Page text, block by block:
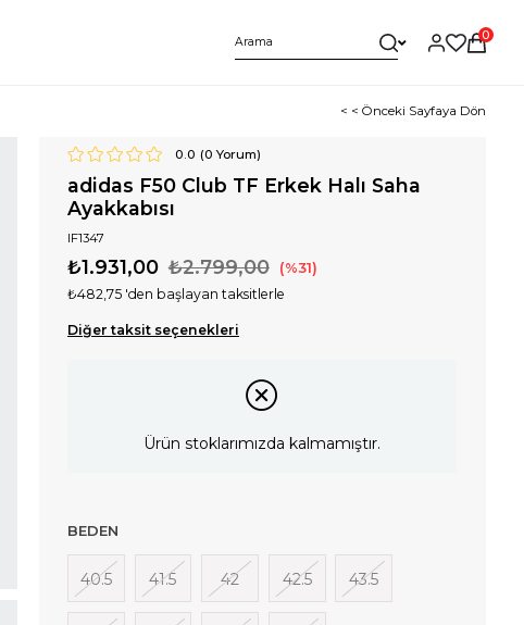
0
< < Önceki Sayfaya Dön
0.0 (0 Yorum)
adidas F50 Club TF Erkek Halı Saha
Ayakkabısı
IF1347
₺2.799,00
₺1.931,00 31
₺482,75 'den başlayan taksitlerle
Diğer taksit seçenekleri
Ürün stoklarımızda kalmamıştır.
BEDEN
40.5 41.5 42 42.5 43.5